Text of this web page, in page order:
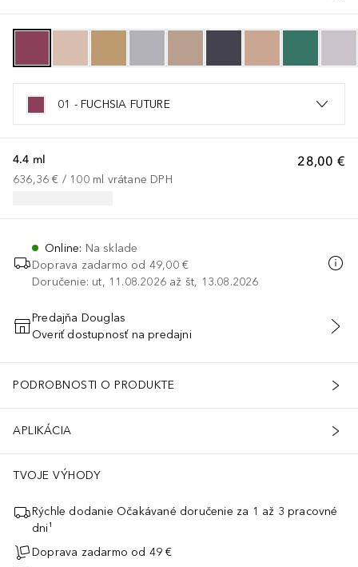
01 - FUCHSIA FUTURE
28,00 €
4.4 ml
636,36 € / 100 ml vrátane DPH
Online: Na sklade
Doprava zadarmo od 49,00 €
Doručenie: ut, 11.08.2026 až št, 13.08.2026
PRIDAŤ DO KOŠÍKA
Predajňa Douglas
Overiť dostupnosť na predajni
PODROBNOSTI O PRODUKTE
APLIKÁCIA
TVOJE VÝHODY
Rýchle dodanie Očakávané doručenie za 1 až 3 pracovné
dni¹
Doprava zadarmo od 49 €